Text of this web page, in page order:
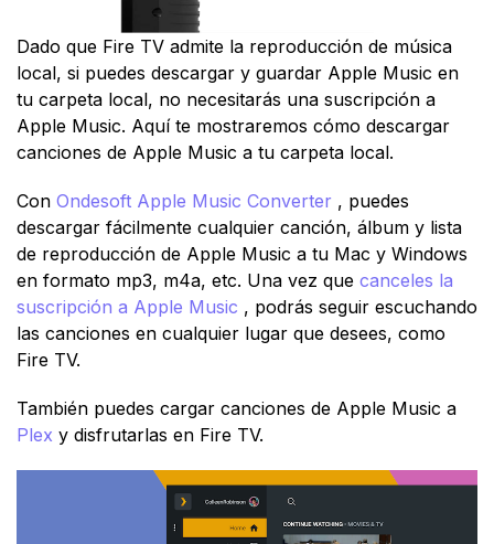
Dado que Fire TV admite la reproducción de música
local, si puedes descargar y guardar Apple Music en
tu carpeta local, no necesitarás una suscripción a
Apple Music. Aquí te mostraremos cómo descargar
canciones de Apple Music a tu carpeta local.
Con Ondesoft Apple Music Converter , puedes
descargar fácilmente cualquier canción, álbum y lista
de reproducción de Apple Music a tu Mac y Windows
en formato mp3, m4a, etc. Una vez que canceles la
suscripción a Apple Music , podrás seguir escuchando
las canciones en cualquier lugar que desees, como
Fire TV.
También puedes cargar canciones de Apple Music a
Plex y disfrutarlas en Fire TV.